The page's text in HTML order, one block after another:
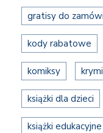
gratisy do
kody rabatowe
komiksy
książki dla dzieci
książki edukacyjne